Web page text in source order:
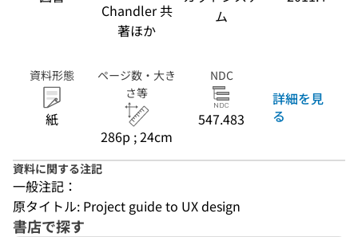
Chandler 共
著ほか
ム
資料形態
紙
ページ数・大き
さ等
286p ; 24cm
NDC
547.483
詳細を見
る
資料に関する注記
一般注記：
原タイトル: Project guide to UX design
書店で探す